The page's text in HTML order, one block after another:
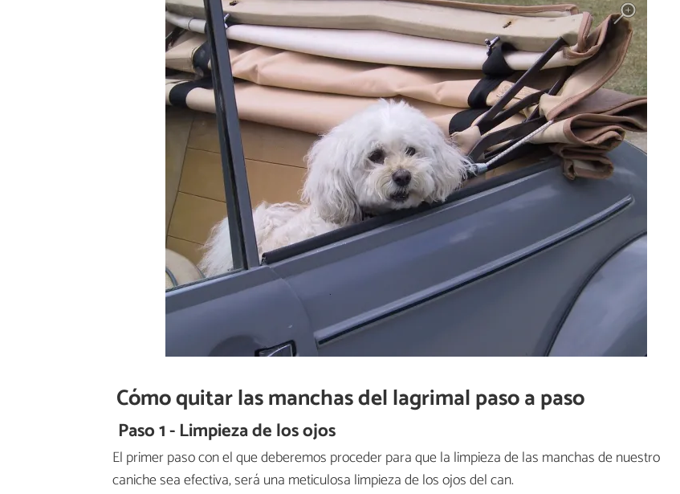
Cómo quitar las manchas del lagrimal paso a paso
Paso 1 - Limpieza de los ojos
El primer paso con el que deberemos proceder para que la limpieza de las manchas de nuestro
caniche sea efectiva, será una meticulosa limpieza de los ojos del can.